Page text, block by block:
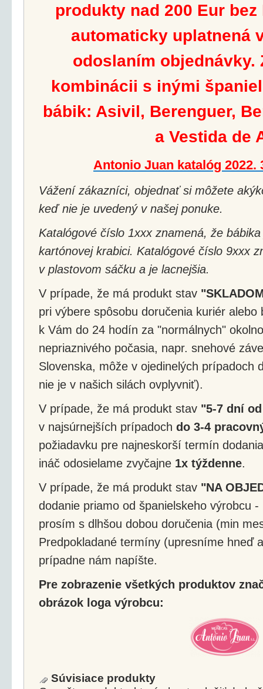
produkty nad 200 Eur bez
automaticky uplatnená
odoslaním objednávky.
kombinácii s inými
bábik: Asivil, Berenguer,
a Vestida de
Antonio Juan katalóg 2022.
Vážení zákazníci, objednať si môžete
keď nie je uvedený v našej ponuke.
Katalógové číslo 1xxx znamená, že
kartónovej krabici. Katalógové číslo 9xxx
v plastovom sáčku a je lacnejšia.
V prípade, že má produkt stav
pri výbere spôsobu doručenia kuriér
k Vám do 24 hodín za "normálnych"
nepriaznivého počasia, napr. snehové
Slovenska, môže v ojedinelých prípadoch
nie je v našich silách ovplyvniť).
V prípade, že má produkt stav "5-7 dní
v najsúrnejších prípadoch do 3-4
požiadavku pre najneskorší termín
ináč odosielame zvyčajne 1x týždenne.
V prípade, že má produkt stav "NA
dodanie priamo od španielskeho výrobcu
prosím s dlhšou dobou doručenia (min
Predpokladané termíny (upresníme hneď
prípadne nám napíšte.
Pre zobrazenie všetkých produktov
obrázok loga výrobcu:
Súvisiace produkty